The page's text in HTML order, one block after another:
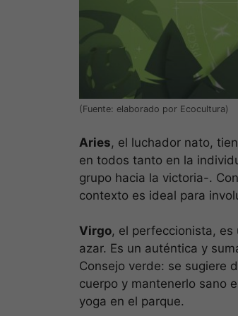
(Fuente: elaborado por Ecocultura)
Aries, el luchador nato,
en todos tanto en la
grupo hacia la victoria-.
contexto es ideal para
Virgo, el perfeccionista, es
azar. Es un auténtica y
Consejo verde: se sugiere
cuerpo y mantenerlo sano
yoga en el parque.